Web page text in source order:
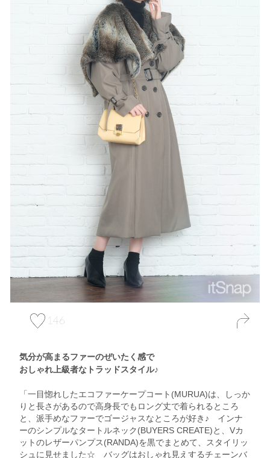
146
気分が高まるファーのぜいたく感で
おしゃれ上級者なトラッドスタイル♪
「一目惚れしたエコファーケープコート(MURUA)は、しっか
りと長さがあるので高身長でもロング丈で着られるところ
と、派手めなファーでゴージャスなところが好き♪ インナ
ーのシンプルなタートルネック(BUYERS CREATE)と、Vカ
ットのレザーパンプス(RANDA)を黒でまとめて、スタイリッ
シュに見せました☆ バッグはおしゃれ見えするチェーンバ